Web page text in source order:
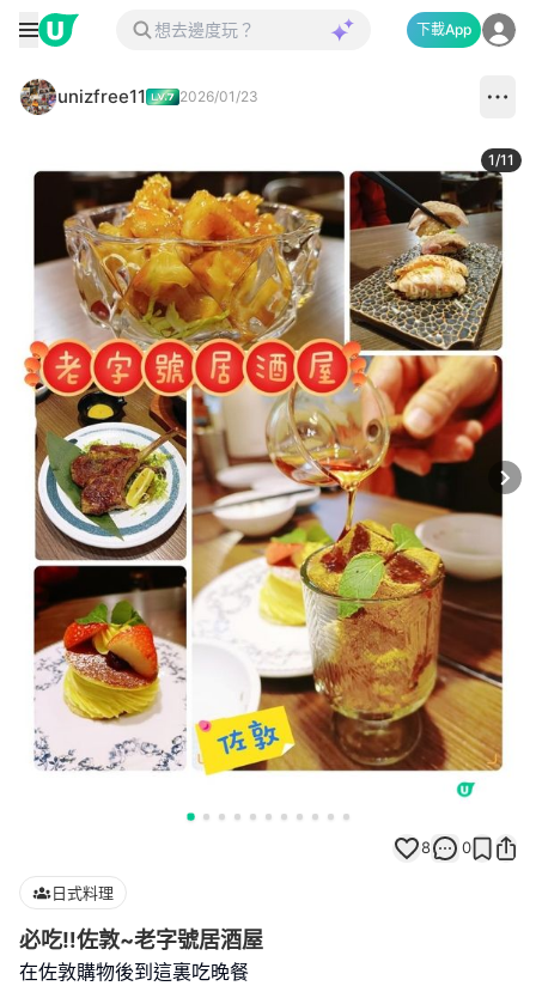
下載App
unizfree11 2026/01/23
1/11
8 0
日式料理
必吃‼️佐敦~老字號居酒屋
在佐敦購物後到這裏吃晚餐